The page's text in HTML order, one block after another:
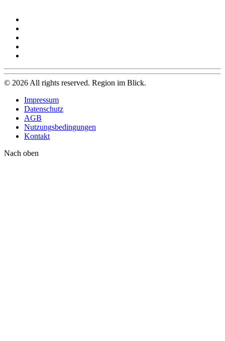
© 2026 All rights reserved. Region im Blick.
Impressum
Datenschutz
AGB
Nutzungsbedingungen
Kontakt
Nach oben